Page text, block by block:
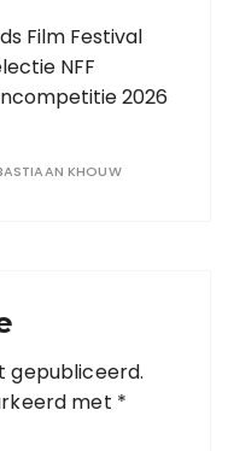
Film Festival
NFF
2026
KHOUW
gepubliceerd.
met *